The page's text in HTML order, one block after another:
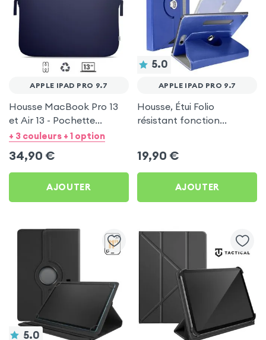
APPLE IPAD PRO 9.7
Housse MacBook Pro 13
et Air 13 - Pochette
Zippée MW Basics ²Life
+ 3 couleurs + 1 option
34,90 €
AJOUTER
5.0
APPLE IPAD PRO 9.7
Housse, Étui Folio
résistant fonction
19,90 €
AJOUTER
5.0